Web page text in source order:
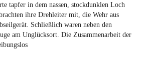
tapfer in dem nassen, stockdunklen Loch
ihre Drehleiter mit, die Wehr aus
Schließlich waren neben den
am Unglücksort. Die Zusammenarbeit der